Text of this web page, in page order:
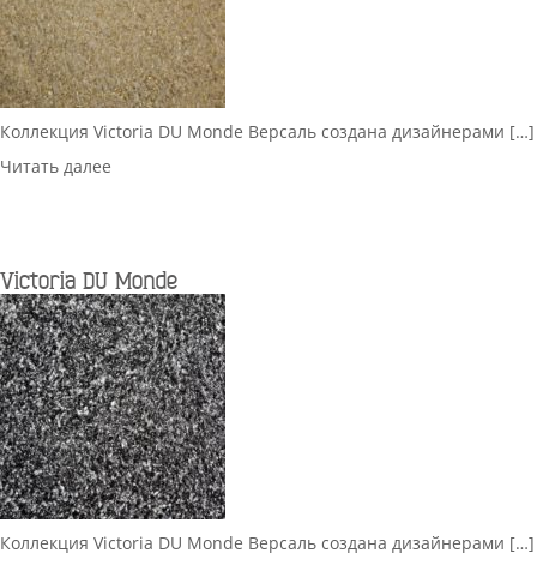
Коллекция Victoria DU Monde Версаль создана дизайнерами […]
Читать далее
Victoria DU Monde
Коллекция Victoria DU Monde Версаль создана дизайнерами […]